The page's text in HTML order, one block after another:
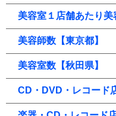
美容室１店舗あたり美
美容師数【東京都】
美容室数【秋田県】
CD・DVD・レコード